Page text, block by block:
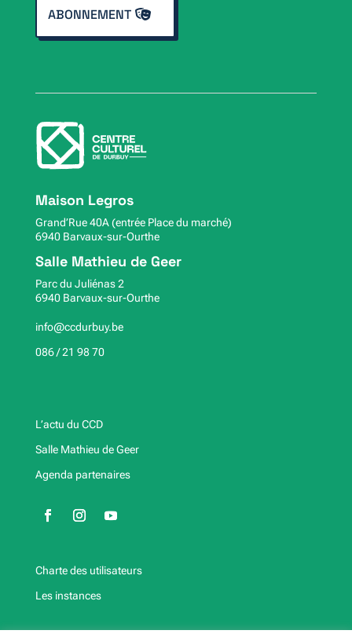
ABONNEMENT
Maison Legros
Grand’Rue 40A (entrée Place du marché)
6940 Barvaux-sur-Ourthe
Salle Mathieu de Geer
Parc du Juliénas 2
6940 Barvaux-sur-Ourthe
info@ccdurbuy.be
086 / 21 98 70
L’actu du CCD
Salle Mathieu de Geer
Agenda partenaires
Charte des utilisateurs
Les instances